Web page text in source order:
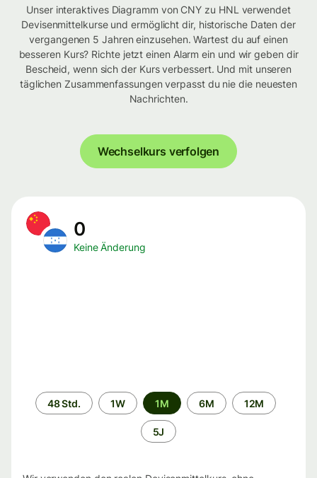
Unser interaktives Diagramm von CNY zu HNL verwendet
Devisenmittelkurse und ermöglicht dir, historische Daten der
vergangenen 5 Jahren einzusehen. Wartest du auf einen
besseren Kurs? Richte jetzt einen Alarm ein und wir geben dir
Bescheid, wenn sich der Kurs verbessert. Und mit unseren
täglichen Zusammenfassungen verpasst du nie die neuesten
Nachrichten.
Wechselkurs verfolgen
0
Keine Änderung
Zeitraum
48 Std. 1W 1M 6M 12M
5J